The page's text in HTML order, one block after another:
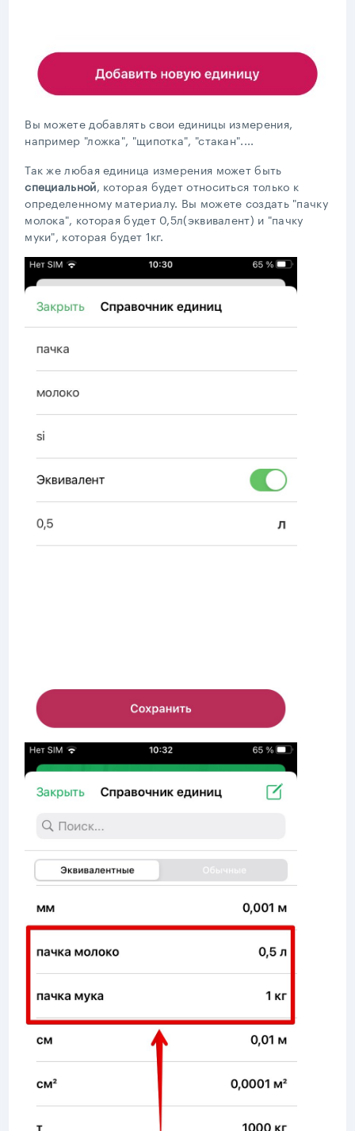
Вы можете добавлять свои единицы измерения,
например "ложка", "щипотка", "стакан"....
Так же любая единица измерения может быть
специальной, которая будет относиться только к
определенному материалу. Вы можете создать "пачку
молока", которая будет 0,5л(эквивалент) и "пачку
муки", которая будет 1кг.